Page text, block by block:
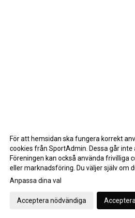
Gå till Webbversion
För att hemsidan ska fungera korrekt
cookies från SportAdmin. Dessa går inte
Föreningen kan också använda frivilliga
eller marknadsföring. Du väljer själv om
Anpassa dina val
Acceptera nödvändiga